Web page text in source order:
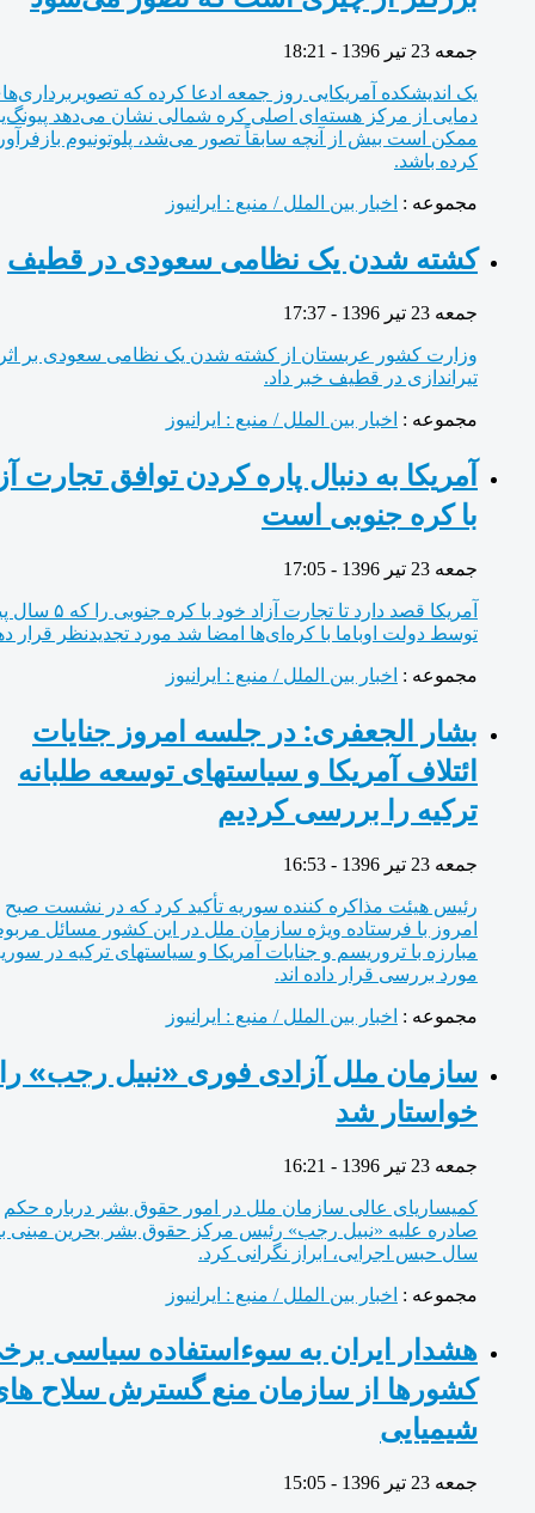
جمعه 23 تیر 1396 - 18:21
یک اندیشکده آمریکایی روز جمعه ادعا کرده که تصویربرداری‌های
دمایی از مرکز هسته‌ای اصلی کره شمالی نشان می‌دهد پیونگ‌یانگ
ممکن است بیش از آنچه سابقاً تصور می‌شد، پلوتونیوم بازفرآوری
کرده باشد.
مجموعه :اخبار بین الملل / منبع : ایرانیوز
کشته شدن یک نظامی سعودی در قطیف
جمعه 23 تیر 1396 - 17:37
وزارت کشور عربستان از کشته شدن یک نظامی سعودی بر اثر
تیراندازی در قطیف خبر داد.
مجموعه :اخبار بین الملل / منبع : ایرانیوز
آمریکا به دنبال پاره کردن توافق تجارت آزاد
با کره جنوبی است
جمعه 23 تیر 1396 - 17:05
آمریکا قصد دارد تا تجارت آزاد خود با کره جنوبی را که ۵ سال پیش
توسط دولت اوباما با کره‌ای‌ها امضا شد مورد تجدیدنظر قرار دهد.
مجموعه :اخبار بین الملل / منبع : ایرانیوز
بشار الجعفری: در جلسه امروز جنایات
ائتلاف آمریکا و سیاستهای توسعه طلبانه
ترکیه را بررسی کردیم
جمعه 23 تیر 1396 - 16:53
رئیس هیئت مذاکره کننده سوریه تأکید کرد که در نشست صبح
امروز با فرستاده ویژه سازمان ملل در این کشور مسائل مربوط به
مبارزه با تروریسم و جنایات آمریکا و سیاستهای ترکیه در سوریه را
مورد بررسی قرار داده اند.
مجموعه :اخبار بین الملل / منبع : ایرانیوز
سازمان ملل آزادی فوری «نبیل رجب» را
خواستار شد
جمعه 23 تیر 1396 - 16:21
کمیساریای عالی سازمان ملل در امور حقوق بشر درباره حکم
صادره علیه «نبیل رجب» رئیس مرکز حقوق بشر بحرین مبنی بر ۲
سال حبس اجرایی، ابراز نگرانی کرد.
مجموعه :اخبار بین الملل / منبع : ایرانیوز
هشدار ایران به سوءاستفاده سیاسی برخی
کشورها از سازمان منع گسترش سلاح های
شیمیایی
جمعه 23 تیر 1396 - 15:05